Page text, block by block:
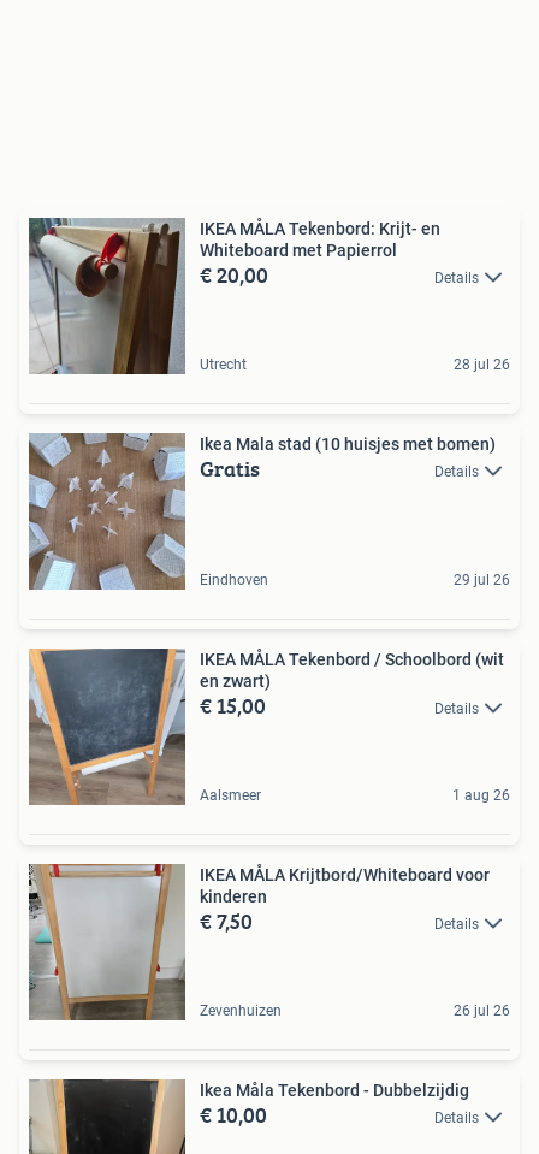
IKEA MÅLA Tekenbord: Krijt- en
Whiteboard met Papierrol
€ 20,00 Details
Utrecht 28 jul 26
Ikea Mala stad (10 huisjes met bomen)
Gratis Details
Eindhoven 29 jul 26
IKEA MÅLA Tekenbord / Schoolbord (wit
en zwart)
€ 15,00 Details
Aalsmeer 1 aug 26
IKEA MÅLA Krijtbord/Whiteboard voor
kinderen
€ 7,50 Details
Zevenhuizen 26 jul 26
Ikea Måla Tekenbord - Dubbelzijdig
€ 10,00 Details